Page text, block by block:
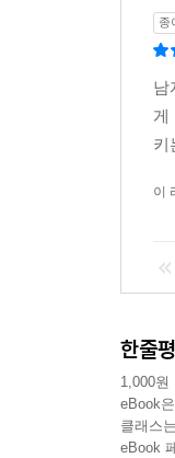
종
남
게
키
이
한줄평
1,000원
eBook
클래스
eBook